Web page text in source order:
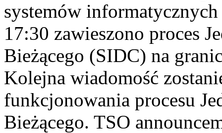
systemów
17:30 zawieszono proces
Bieżącego (SIDC) na
Kolejna wiadomość
funkcjonowania procesu
Bieżącego. TSO